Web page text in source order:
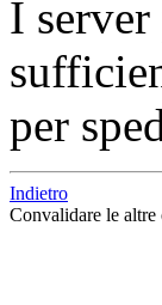
I
per
Indietro
Convalidare le